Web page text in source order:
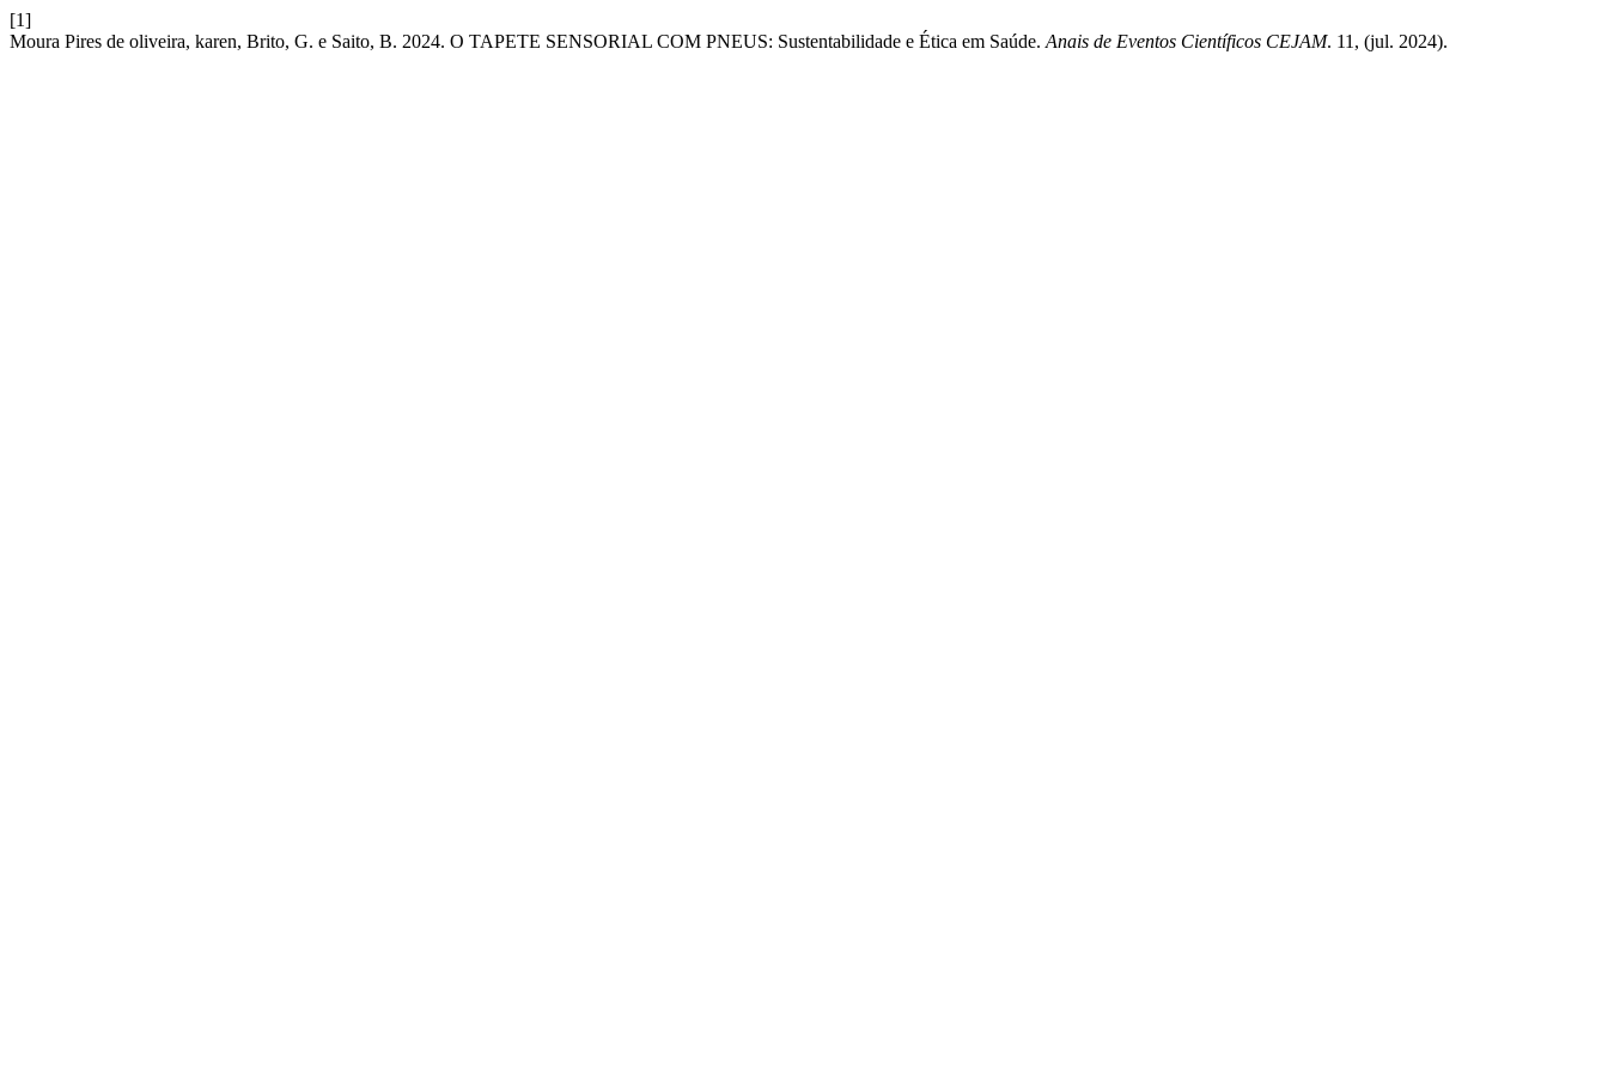
[1]
Moura Pires de oliveira, karen, Brito, G. e Saito, B. 2024. O TAPETE SENSORIAL COM PNEUS: Sustentabilidade e Ética em Saúde. Anais de Eventos Científicos CEJAM. 11, (jul. 2024).